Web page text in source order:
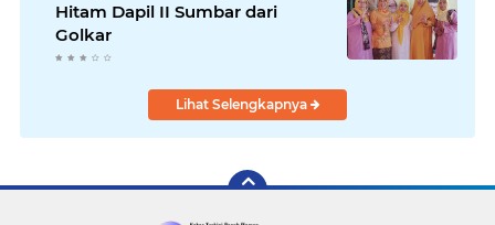
Hitam Dapil II Sumbar dari
Golkar
Lihat Selengkapnya